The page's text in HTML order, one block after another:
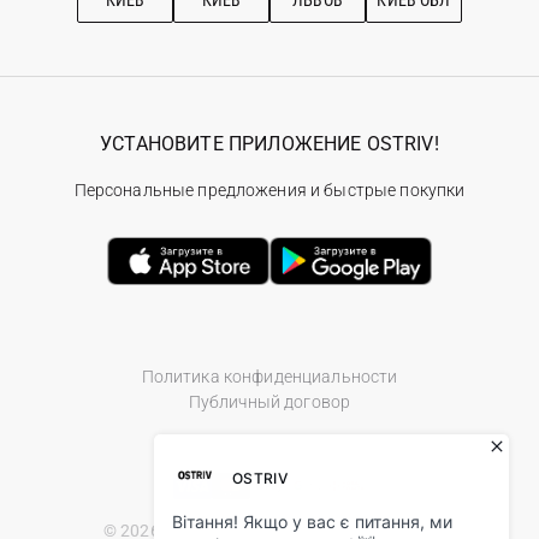
Политика конфиденциальности
Публичный договор
© 2026 Ostriv.ua Store. All Rights Reserved.
УСТАНОВИТЕ ПРИЛОЖЕНИЕ OSTRIV!
Персональные предложения и быстрые покупки